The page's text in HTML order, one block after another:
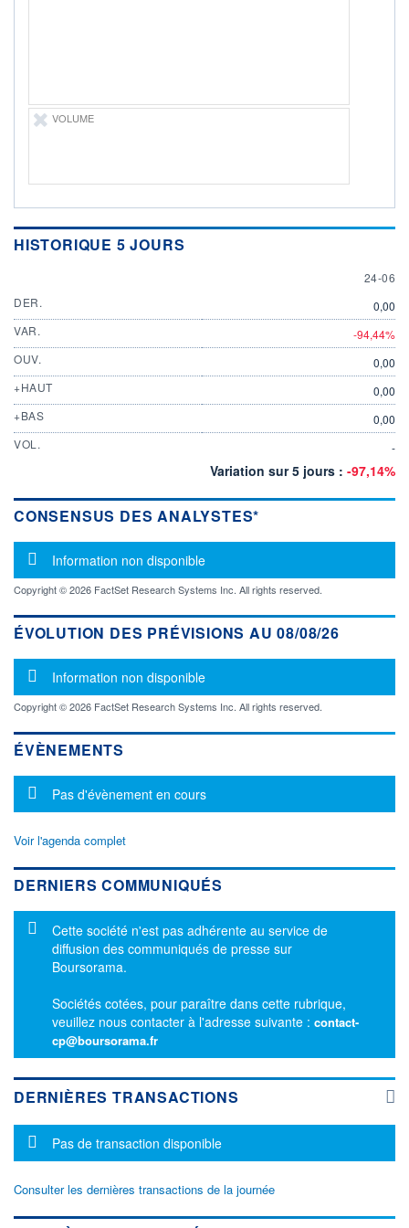
Boursobank
VOLUME
HISTORIQUE 5 JOURS
24
24-06
DER.
0,00
VAR.
-94,44%
OUV.
0,00
+HAUT
0,00
+BAS
0,00
VOL.
-
Variation sur 5 jours : -97,14%
CONSENSUS DES ANALYSTES*
Message d'information
Information non disponible
Copyright © 2026 FactSet Research Systems Inc. All rights reserved.
ÉVOLUTION DES PRÉVISIONS AU 08/08/26
Message d'information
Information non disponible
Copyright © 2026 FactSet Research Systems Inc. All rights reserved.
ÉVÈNEMENTS
Message d'information
Pas d'évènement en cours
Voir l'agenda complet
DERNIERS COMMUNIQUÉS
Message d'information
Cette société n'est pas adhérente au service de
diffusion des communiqués de presse sur
Boursorama.
Sociétés cotées, pour paraître dans cette rubrique,
veuillez nous contacter à l'adresse suivante : contact-
cp@boursorama.fr
DERNIÈRES TRANSACTIONS
Message d'information
Pas de transaction disponible
Consulter les dernières transactions de la journée